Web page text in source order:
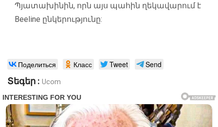
Պյատախինին, որն այս պահին ղեկավարում է
Beeline ընկերությունը:
Поделиться Класс Tweet Send
Տեգեր : Ucom